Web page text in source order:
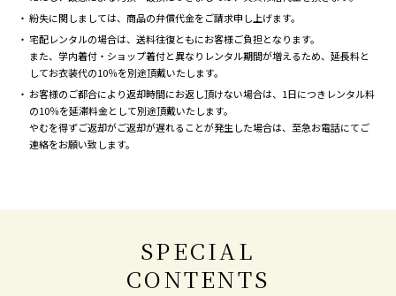
紛失に関しましては、商品の弁償代金をご請求申し上げます。
宅配レンタルの場合は、送料往復ともにお客様ご負担となります。
また、学内着付・ショップ着付と異なりレンタル期間が増えるため、延長料と
してお衣装代の10％を別途頂戴いたします。
お客様のご都合により返却時間にお返し頂けない場合は、1日につきレンタル料
の10％を延滞料金として別途頂戴いたします。
やむを得ずご返却がご返却が遅れることが発生した場合は、至急お電話にてご
連絡をお願い致します。
SPECIAL
CONTENTS